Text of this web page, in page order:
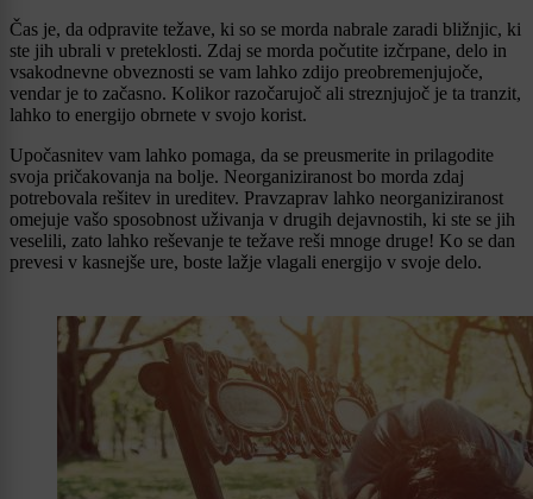
Čas je, da odpravite težave, ki so se morda nabrale zaradi bližnjic, ki
ste jih ubrali v preteklosti. Zdaj se morda počutite izčrpane, delo in
vsakodnevne obveznosti se vam lahko zdijo preobremenjujoče,
vendar je to začasno. Kolikor razočarujoč ali streznjujoč je ta tranzit,
lahko to energijo obrnete v svojo korist.
Upočasnitev vam lahko pomaga, da se preusmerite in prilagodite
svoja pričakovanja na bolje. Neorganiziranost bo morda zdaj
potrebovala rešitev in ureditev. Pravzaprav lahko neorganiziranost
omejuje vašo sposobnost uživanja v drugih dejavnostih, ki ste se jih
veselili, zato lahko reševanje te težave reši mnoge druge! Ko se dan
prevesi v kasnejše ure, boste lažje vlagali energijo v svoje delo.